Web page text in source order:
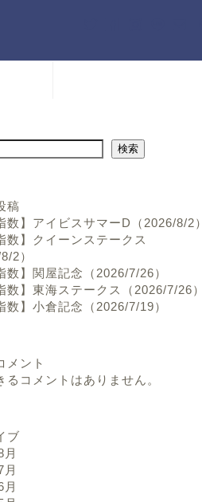
検索
稿
数】アイビスサマーD（2026/8/2）
数】クイーンステークス
2）
数】関屋記念（2026/7/26）
数】東海ステークス（2026/7/26）
数】小倉記念（2026/7/19）
メント
るコメントはありません。
ブ
月
月
月